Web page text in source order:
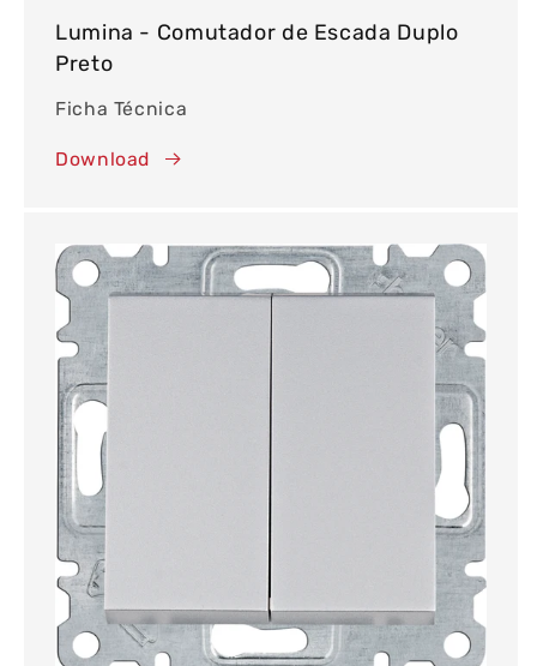
Lumina - Comutador de Escada Duplo
Preto
Ficha Técnica
Download